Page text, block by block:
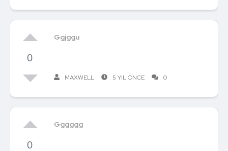
0
Ggjggu
MAXWELL 5 YIL ÖNCE 0
0
Gggggg